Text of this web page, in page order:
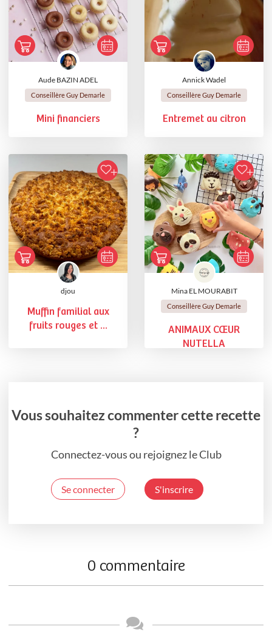
Aude BAZIN ADEL
Conseillère Guy Demarle
Mini financiers
Annick Wadel
Conseillère Guy Demarle
Entremet au citron
djou
Muffin familial aux
fruits rouges et ...
Mina EL MOURABIT
Conseillère Guy Demarle
ANIMAUX CŒUR
NUTELLA
Vous souhaitez commenter cette recette
?
Connectez-vous ou rejoignez le Club
Se connecter S'inscrire
0 commentaire